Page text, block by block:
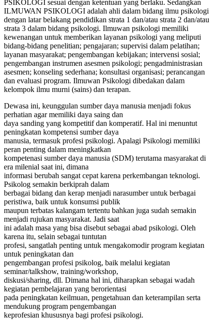
PSIKOLOGI sesuai dengan ketentuan yang berlaku. Sedangkan
ILMUWAN PSIKOLOGI adalah ahli dalam bidang ilmu psikologi
dengan latar belakang pendidikan strata 1 dan/atau strata 2 dan/atau
strata 3 dalam bidang psikologi. Ilmuwan psikologi memiliki
kewenangan untuk memberikan layanan psikologi yang meliputi
bidang-bidang penelitian; pengajaran; supervisi dalam pelatihan;
layanan masyarakat; pengembangan kebijakan; intervensi sosial;
pengembangan instrumen asesmen psikologi; pengadministrasian
asesmen; konseling sederhana; konsultasi organisasi; perancangan
dan evaluasi program. Ilmuwan Psikologi dibedakan dalam
kelompok ilmu murni (sains) dan terapan.
Dewasa ini, keunggulan sumber daya manusia menjadi fokus
perhatian agar memiliki daya saing dan
daya sanding yang kompetitif dan komperatif. Hal ini menuntut
peningkatan kompetensi sumber daya
manusia, termasuk profesi psikologi. Apalagi Psikologi memiliki
peran penting dalam meningkatkan
kompetenasi sumber daya manusia (SDM) terutama masyarakat di
era milenial saat ini, dimana
informasi berubah sangat cepat karena perkembangan teknologi.
Psikolog semakin berkiprah dalam
berbagai bidang dan kerap menjadi narasumber untuk berbagai
peristiwa, baik untuk konsumsi publik
maupun terbatas kalangam tertentu bahkan juga sudah semakin
menjadi rujukan masyarakat. Jadi saat
ini adalah masa yang bisa disebut sebagai abad psikologi. Oleh
karena itu, selain sebagai tuntutan
profesi, sangatlah penting untuk mengakomodir program kegiatan
untuk peningkatan dan
pengembangan profesi psikolog, baik melalui kegiatan
seminar/talkshow, training/workshop,
diskusi/sharing, dll. Dimana hal ini, diharapkan sebagai wadah
kegiatan pembelajaran yang berorientasi
pada peningkatan keilmuan, pengetahuan dan keterampilan serta
mendukung program pengembangan
keprofesian khususnya bagi profesi psikologi.